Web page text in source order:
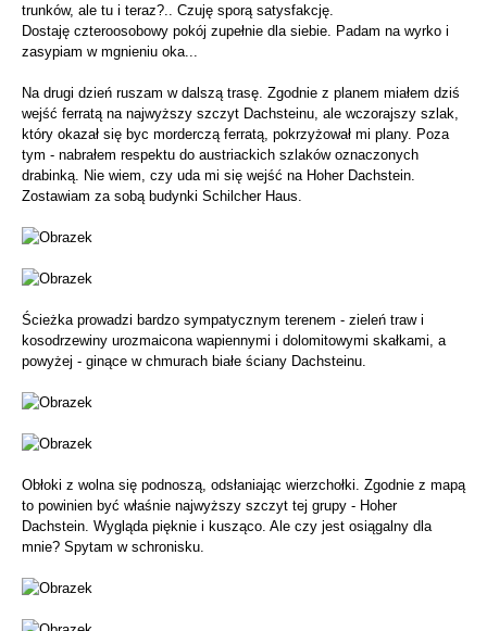
trunków, ale tu i teraz?.. Czuję sporą satysfakcję.
Dostaję czteroosobowy pokój zupełnie dla siebie. Padam na wyrko i
zasypiam w mgnieniu oka...
Na drugi dzień ruszam w dalszą trasę. Zgodnie z planem miałem dziś
wejść ferratą na najwyższy szczyt Dachsteinu, ale wczorajszy szlak,
który okazał się byc morderczą ferratą, pokrzyżował mi plany. Poza
tym - nabrałem respektu do austriackich szlaków oznaczonych
drabinką. Nie wiem, czy uda mi się wejść na Hoher Dachstein.
Zostawiam za sobą budynki Schilcher Haus.
Ścieżka prowadzi bardzo sympatycznym terenem - zieleń traw i
kosodrzewiny urozmaicona wapiennymi i dolomitowymi skałkami, a
powyżej - ginące w chmurach białe ściany Dachsteinu.
Obłoki z wolna się podnoszą, odsłaniając wierzchołki. Zgodnie z mapą
to powinien być właśnie najwyższy szczyt tej grupy - Hoher
Dachstein. Wygląda pięknie i kusząco. Ale czy jest osiągalny dla
mnie? Spytam w schronisku.